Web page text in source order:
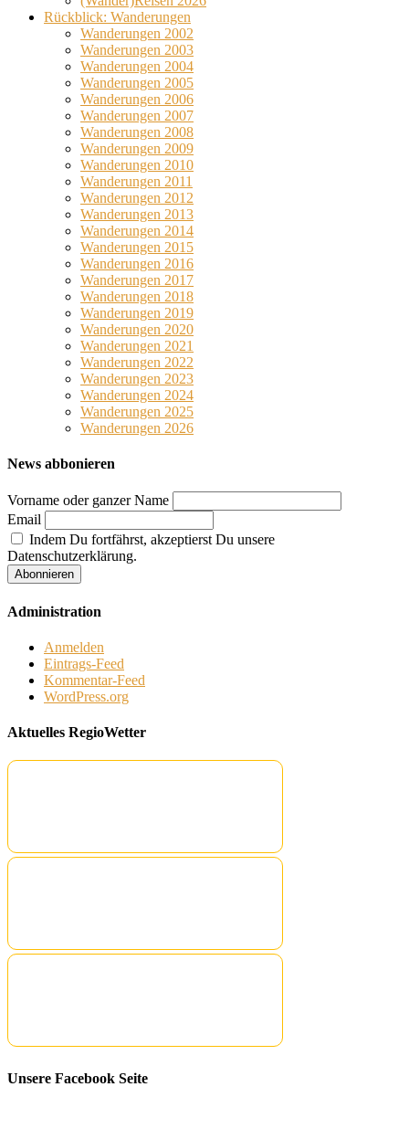
Rückblick: Wanderungen
Wanderungen 2002
Wanderungen 2003
Wanderungen 2004
Wanderungen 2005
Wanderungen 2006
Wanderungen 2007
Wanderungen 2008
Wanderungen 2009
Wanderungen 2010
Wanderungen 2011
Wanderungen 2012
Wanderungen 2013
Wanderungen 2014
Wanderungen 2015
Wanderungen 2016
Wanderungen 2017
Wanderungen 2018
Wanderungen 2019
Wanderungen 2020
Wanderungen 2021
Wanderungen 2022
Wanderungen 2023
Wanderungen 2024
Wanderungen 2025
Wanderungen 2026
News abbonieren
Vorname oder ganzer Name
Email
Indem Du fortfährst, akzeptierst Du unsere
Datenschutzerklärung.
Administration
Anmelden
Eintrags-Feed
Kommentar-Feed
WordPress.org
Aktuelles RegioWetter
Unsere Facebook Seite